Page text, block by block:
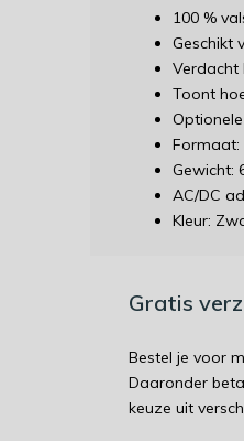
100 %
Geschikt
Verdacht
Toont
Formaat:
Gewicht:
AC/DC
Kleur:
Gratis
Bestel je voor
Daaronder
keuze uit